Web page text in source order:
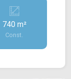
com pé
de uma
740 m²
Const.